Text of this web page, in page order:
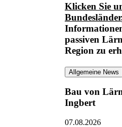
Klicken Sie
Bundesländer
passiven
Region zu
Allgemeine News
Bau von
Ingbert
07.08.2026